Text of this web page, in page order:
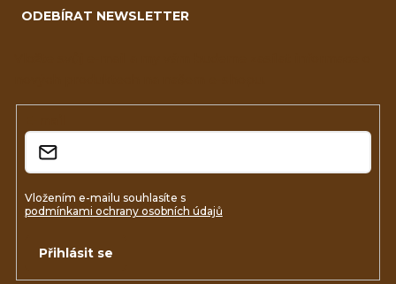
ODEBÍRAT NEWSLETTER
Vložením e-mailu souhlasíte s
podmínkami ochrany osobních údajů
Přihlásit se